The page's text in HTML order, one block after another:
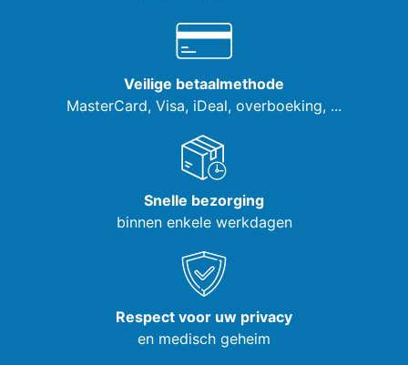
Veilige betaalmethode
MasterCard, Visa, iDeal, overboeking, ...
Snelle bezorging
binnen enkele werkdagen
Respect voor uw privacy
en medisch geheim